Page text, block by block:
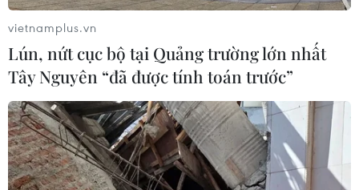
vietnamplus.vn
Lún, nứt cục bộ tại Quảng trường lớn nhất
Tây Nguyên “đã được tính toán trước”